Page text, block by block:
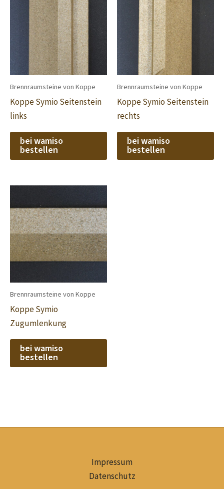
Brennraumsteine von Koppe
Koppe Symio Seitenstein
links
bei wamiso
bestellen
Brennraumsteine von Koppe
Koppe Symio Seitenstein
rechts
bei wamiso
bestellen
Brennraumsteine von Koppe
Koppe Symio
Zugumlenkung
bei wamiso
bestellen
Impressum
Datenschutz